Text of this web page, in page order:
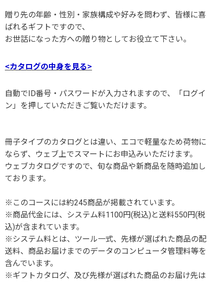
贈り先の年齢・性別・家族構成や好みを問わず、皆様に喜
ばれるギフトですので、
お世話になった方への贈り物としてお役立て下さい。
<カタログの中身を見る>
自動でID番号・パスワードが入力されますので、「ログイ
ン」を押していただきご覧いただけます。
冊子タイプのカタログとは違い、エコで軽量なため荷物に
ならず、ウェブ上でスマートにお申込みいただけます。
ウェブカタログですので、旬な商品や新商品を随時追加し
ております。
※このコースには約245商品が掲載されています。
※商品代金には、システム料1100円(税込)と送料550円(税
込)が含まれています。
※システム料とは、ツール一式、先様が選ばれた商品の配
送料、商品お届けまでのデータのコンピュータ管理料等を
含んでいます。
※ギフトカタログ、及び先様が選ばれた商品のお届け先は